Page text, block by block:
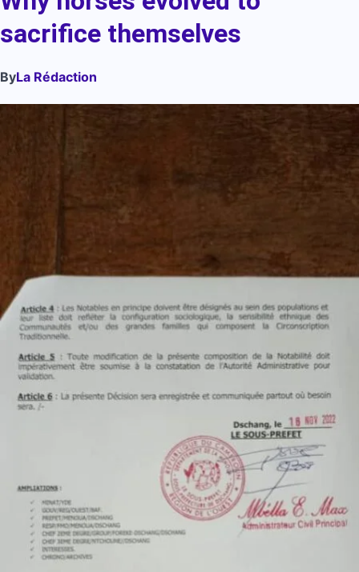
sacrifice themselves
ByLa Rédaction